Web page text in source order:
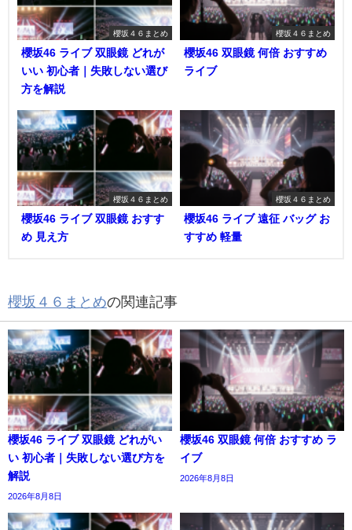
櫻坂４６まとめ
櫻坂46 ライブ 双眼鏡 どれが
いい 初心者｜失敗しない選び
方を解説
櫻坂４６まとめ
櫻坂46 双眼鏡 何倍 おすすめ
ライブ
櫻坂４６まとめ
櫻坂46 ライブ 双眼鏡 おすす
め 見え方
櫻坂４６まとめ
櫻坂46 ライブ 遠征 バッグ お
すすめ 軽量
櫻坂４６まとめの関連記事
櫻坂46 ライブ 双眼鏡 どれがい
い 初心者｜失敗しない選び方を
解説
2026年8月8日
櫻坂46 双眼鏡 何倍 おすすめ ラ
イブ
2026年8月8日